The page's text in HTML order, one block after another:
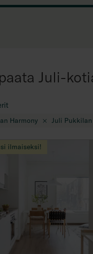
Juli-
Harmony Juli Pukkilan
ilmaiseksi!